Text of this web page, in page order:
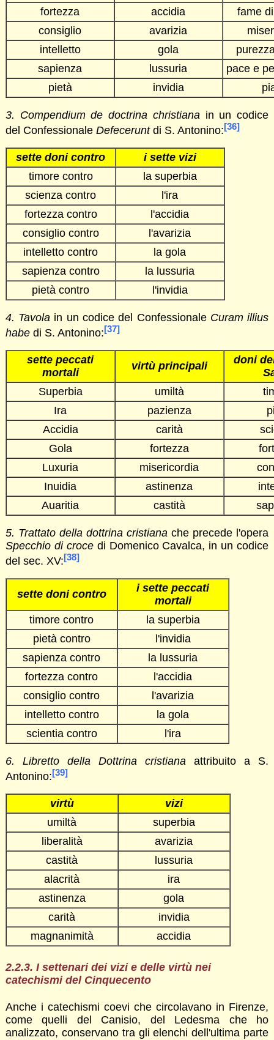
fortezza
accidia
fame
consiglio
avarizia
intelletto
gola
sapienza
lussuria
pace e
pietà
invidia
3. Compendium de doctrina christiana in un codice
del Confessionale Defeceruntdi S. Antonino:[36]
sette doni contro
i sette vizi
timore contro
la superbia
scienza contro
l'ira
fortezza contro
l'accidia
consiglio contro
l'avarizia
intelletto contro
la gola
sapienza contro
la lussuria
pietà contro
l'invidia
4. Tavola in un codice del Confessionale Curam illius
habedi S. Antonino:[37]
sette peccati
mortali
virtù principali
doni
Superbia
umiltà
Ira
pazienza
Accidia
carità
Gola
fortezza
Luxuria
misericordia
Inuidia
astinenza
Auaritia
castità
5. Trattato della dottrina cristiana che precede l'opera
Specchio di crocedi Domenico Cavalca, in un codice
del sec. XV:[38]
sette doni contro
i sette peccati
mortali
timore contro
la superbia
pietà contro
l'invidia
sapienza contro
la lussuria
fortezza contro
l'accidia
consiglio contro
l'avarizia
intelletto contro
la gola
scientia contro
l'ira
6. Libretto della Dottrina cristiana attribuito a S.
Antonino:[39]
virtù
vizi
umiltà
superbia
liberalità
avarizia
castità
lussuria
alacrità
ira
astinenza
gola
carità
invidia
magnanimità
accidia
2.2.3. I settenari dei vizi e delle virtù nei
catechismi del Cinquecento
Anche i catechismi coevi che circolavano in Firenze,
come quelli del Canisio, del Ledesma che ho
analizzato, conservano tra gli elenchi dell'ultima parte